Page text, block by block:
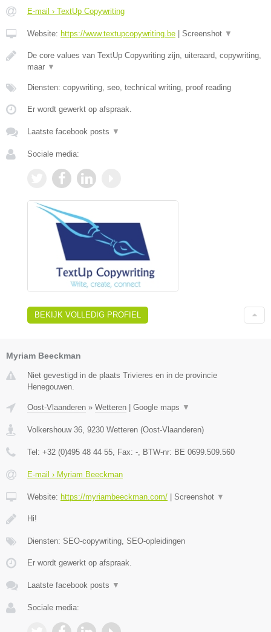
E-mail › TextUp Copywriting
Website: https://www.textupcopywriting.be Screenshot ▼
De core values van TextUp Copywriting zijn, uiteraard, copywriting,
maar ▼
Diensten: copywriting, seo, technical writing, proof reading
Er wordt gewerkt op afspraak.
Laatste facebook posts ▼
Sociale media:
BEKIJK VOLLEDIG PROFIEL
Myriam Beeckman
Niet gevestigd in de plaats Trivieres en in de provincie
Henegouwen.
Oost-Vlaanderen » Wetteren Google maps ▼
Volkershouw 36 9230 Wetteren (Oost-Vlaanderen)
Tel: +32 (0)495 48 44 55 , Fax: - , BTW-nr: BE 0699.509.560
E-mail › Myriam Beeckman
Website: https://myriambeeckman.com/ Screenshot ▼
Hi!
Diensten: SEO-copywriting, SEO-opleidingen
Er wordt gewerkt op afspraak.
Laatste facebook posts ▼
Sociale media: